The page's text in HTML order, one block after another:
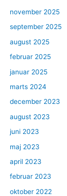
november 2025
september 2025
august 2025
februar 2025
januar 2025
marts 2024
december 2023
august 2023
juni 2023
maj 2023
april 2023
februar 2023
oktober 2022